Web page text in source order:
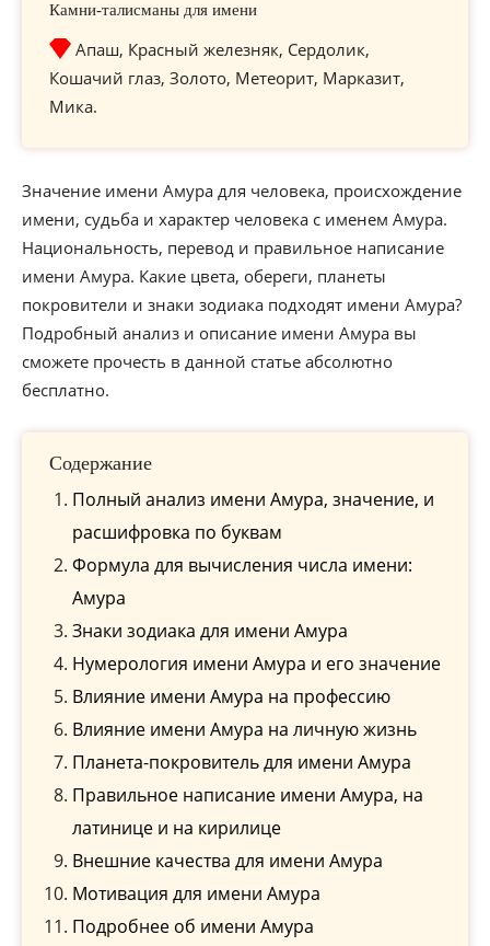
Камни-талисманы для имени
Апаш, Красный железняк, Сердолик,
Кошачий глаз, Золото, Метеорит, Марказит,
Мика.
Значение имени Амура для человека, происхождение
имени, судьба и характер человека с именем Амура.
Национальность, перевод и правильное написание
имени Амура. Какие цвета, обереги, планеты
покровители и знаки зодиака подходят имени Амура?
Подробный анализ и описание имени Амура вы
сможете прочесть в данной статье абсолютно
бесплатно.
Содержание
Полный анализ имени Амура, значение, и
расшифровка по буквам
Формула для вычисления числа имени:
Амура
Знаки зодиака для имени Амура
Нумерология имени Амура и его значение
Влияние имени Амура на профессию
Влияние имени Амура на личную жизнь
Планета-покровитель для имени Амура
Правильное написание имени Амура, на
латинице и на кирилице
Внешние качества для имени Амура
Мотивация для имени Амура
Подробнее об имени Амура